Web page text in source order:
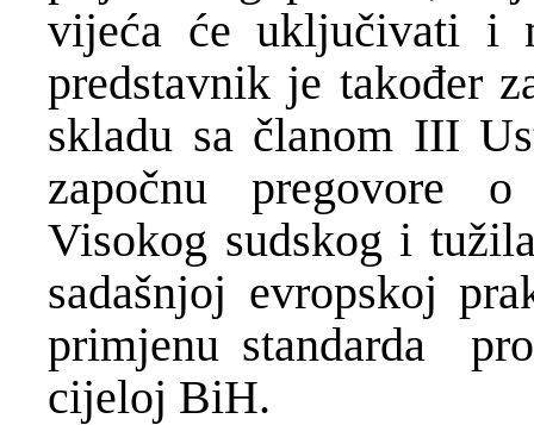
vijeća će uključivati i
predstavnik je također
skladu sa članom III
započnu pregovore o
Visokog sudskog i
sadašnjoj evropskoj
primjenu standarda
cijeloj BiH.